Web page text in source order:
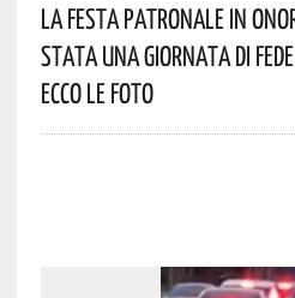
La Festa Patronale In
Stata Una Giornata Di
Ecco Le Foto